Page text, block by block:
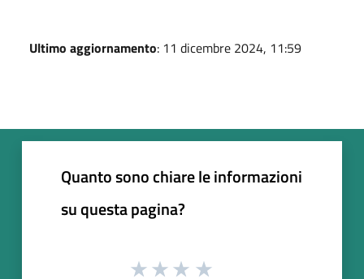
Ultimo aggiornamento: 11 dicembre 2024, 11:59
Quanto sono chiare le informazioni
su questa pagina?